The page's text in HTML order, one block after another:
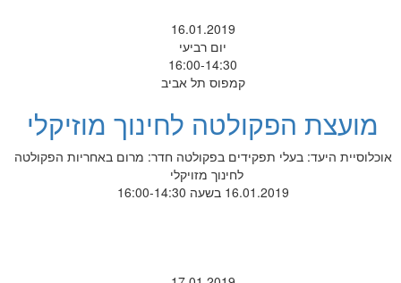
16.01.2019
יום רביעי
16:00-14:30
קמפוס תל אביב
מועצת הפקולטה לחינוך מוזיקלי
אוכלוסיית היעד: בעלי תפקידים בפקולטה חדר: מרום באחריות הפקולטה
לחינוך מזויקלי
16.01.2019 בשעה 16:00-14:30